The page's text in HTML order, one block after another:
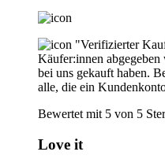
"Verifizierter
Käufer:innen abgegeben
bei uns gekauft haben.
alle, die ein
Bewertet mit 5 von 5
Love it